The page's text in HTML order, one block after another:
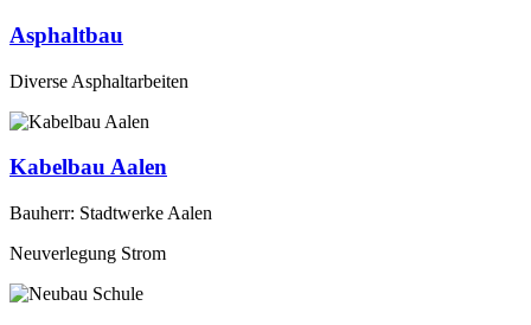
Asphaltbau
Diverse Asphaltarbeiten
Kabelbau Aalen
Bauherr: Stadtwerke Aalen
Neuverlegung Strom